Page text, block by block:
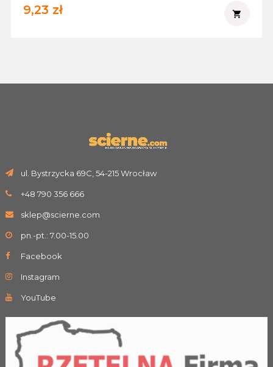
9,23 zł 
ul. Bystrzycka 69C, 54-215 Wrocław
+48 790 356 666
sklep@scierne.com
pn.-pt.: 7.00-15.00
Facebook
Instagram
YouTube